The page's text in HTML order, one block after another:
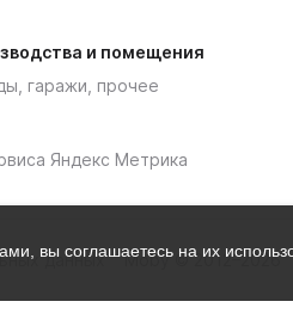
вы соглашаетесь на их
и помещения
гаражи, прочее
Яндекс Метрика
данных Moby © 2012–2026